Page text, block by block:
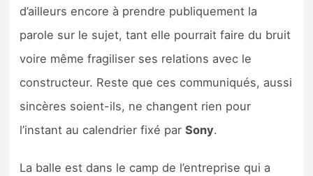
d’ailleurs encore à prendre publiquement la
parole sur le sujet, tant elle pourrait faire du bruit
voire même fragiliser ses relations avec le
constructeur. Reste que ces communiqués, aussi
sincères soient-ils, ne changent rien pour
l’instant au calendrier fixé parSony.
La balle est dans le camp de l’entreprise qui a